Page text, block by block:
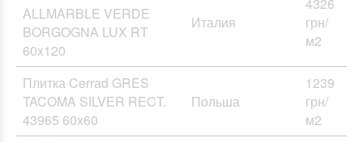
ALLMARBLE VERDE
BORGOGNA LUX RT
60x120
Италия
грн/
м2
Плитка Cerrad GRES
TACOMA SILVER RECT.
43965 60x60
Польша
1239
грн/
м2